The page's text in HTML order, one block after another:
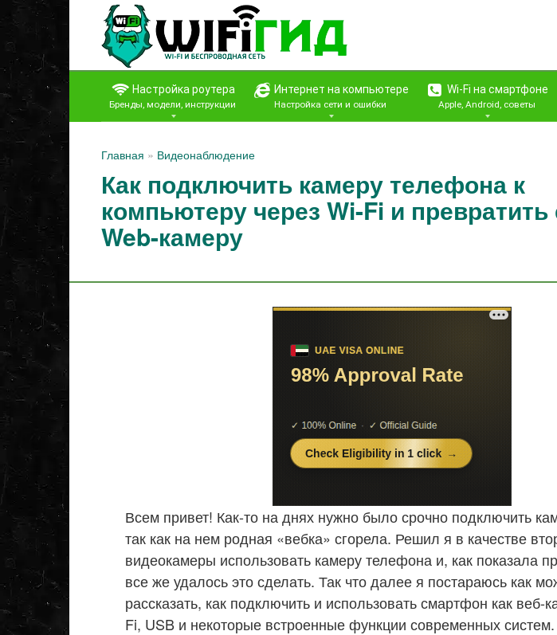
Перейти
контенту
Настройка роутера
Бренды, модели, инструкции
Интернет на компьютере
Настройка сети и ошибки
Wi-Fi на смартфоне
Apple, Android, советы
Главная » Видеонаблюдение
Как подключить камеру телефона к
компьютеру через Wi-Fi и превратить
Web-камеру
Всем привет! Как-то на днях нужно было срочно подключить
так как на нем родная «вебка» сгорела. Решил я в качестве
видеокамеры использовать камеру телефона и, как показала
все же удалось это сделать. Так что далее я постараюсь как
рассказать, как подключить и использовать смартфон как веб-
Fi, USB и некоторые встроенные функции современных систем.